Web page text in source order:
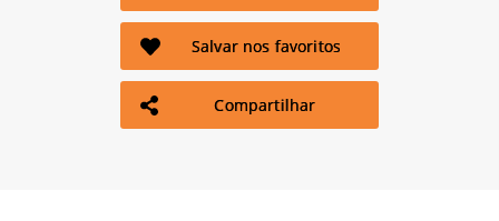
Salvar nos favoritos
Compartilhar